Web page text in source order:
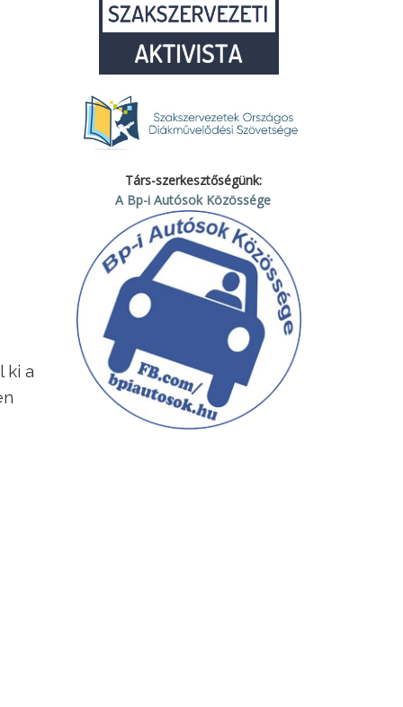
ki a
Társ-szerkesztőségünk:
A Bp-i Autósok Közössége